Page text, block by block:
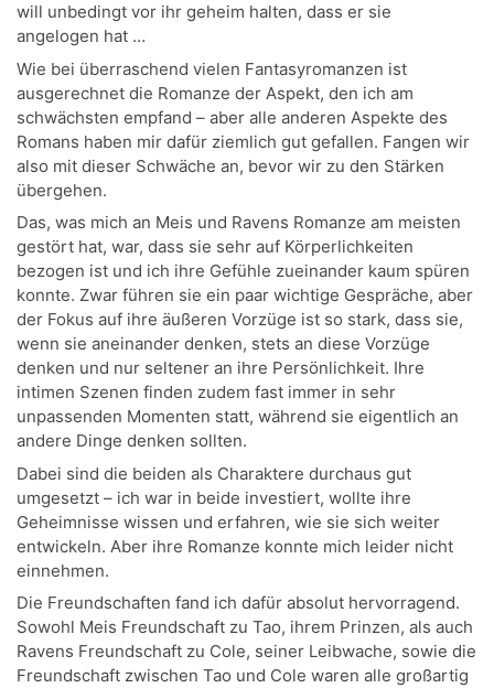
will unbedingt vor ihr geheim halten, dass er sie
angelogen hat …
Wie bei überraschend vielen Fantasyromanzen ist
ausgerechnet die Romanze der Aspekt, den ich am
schwächsten empfand – aber alle anderen Aspekte des
Romans haben mir dafür ziemlich gut gefallen. Fangen wir
also mit dieser Schwäche an, bevor wir zu den Stärken
übergehen.
Das, was mich an Meis und Ravens Romanze am meisten
gestört hat, war, dass sie sehr auf Körperlichkeiten
bezogen ist und ich ihre Gefühle zueinander kaum spüren
konnte. Zwar führen sie ein paar wichtige Gespräche, aber
der Fokus auf ihre äußeren Vorzüge ist so stark, dass sie,
wenn sie aneinander denken, stets an diese Vorzüge
denken und nur seltener an ihre Persönlichkeit. Ihre
intimen Szenen finden zudem fast immer in sehr
unpassenden Momenten statt, während sie eigentlich an
andere Dinge denken sollten.
Dabei sind die beiden als Charaktere durchaus gut
umgesetzt – ich war in beide investiert, wollte ihre
Geheimnisse wissen und erfahren, wie sie sich weiter
entwickeln. Aber ihre Romanze konnte mich leider nicht
einnehmen.
Die Freundschaften fand ich dafür absolut hervorragend.
Sowohl Meis Freundschaft zu Tao, ihrem Prinzen, als auch
Ravens Freundschaft zu Cole, seiner Leibwache, sowie die
Freundschaft zwischen Tao und Cole waren alle großartig